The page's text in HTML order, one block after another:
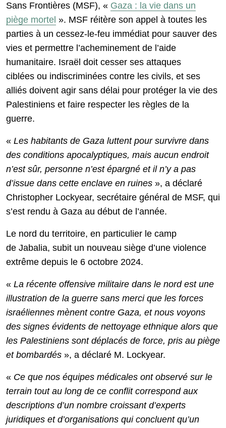
Sans Frontières (MSF), « Gaza : la vie dans un
piège mortel ». MSF réitère son appel à toutes les
parties à un cessez-le-feu immédiat pour sauver des
vies et permettre l’acheminement de l’aide
humanitaire. Israël doit cesser ses attaques
ciblées ou indiscriminées contre les civils, et ses
alliés doivent agir sans délai pour protéger la vie des
Palestiniens et faire respecter les règles de la
guerre.
« Les habitants de Gaza luttent pour survivre dans
des conditions apocalyptiques, mais aucun endroit
n’est sûr, personne n’est épargné et il n’y a pas
d’issue dans cette enclave en ruines », a déclaré
Christopher Lockyear, secrétaire général de MSF, qui
s’est rendu à Gaza au début de l’année.
Le nord du territoire, en particulier le camp
de Jabalia, subit un nouveau siège d’une violence
extrême depuis le 6 octobre 2024.
« La récente offensive militaire dans le nord est une
illustration de la guerre sans merci que les forces
israéliennes mènent contre Gaza, et nous voyons
des signes évidents de nettoyage ethnique alors que
les Palestiniens sont déplacés de force, pris au piège
et bombardés », a déclaré M. Lockyear.
« Ce que nos équipes médicales ont observé sur le
terrain tout au long de ce conflit correspond aux
descriptions d’un nombre croissant d’experts
juridiques et d’organisations qui concluent qu’un